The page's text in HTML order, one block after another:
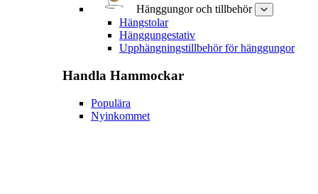
Hänggungor och tillbehör
Hängstolar
Hänggungestativ
Upphängningstillbehör för hänggungor
Handla Hammockar
Populära
Nyinkommet